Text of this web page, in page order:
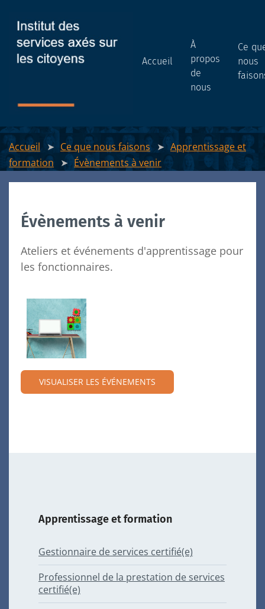
Accueil
À
propos
de
nous
Ce
nous
Accueil Ce que nous faisons
Apprentissage et
formation
Évènements à venir
Évènements à venir
Ateliers et événements d'apprentissage pour
les fonctionnaires.
VISUALISER LES ÉVÉNEMENTS
Apprentissage et formation
Gestionnaire de services certifié(e)
Professionnel de la prestation de services
certifié(e)